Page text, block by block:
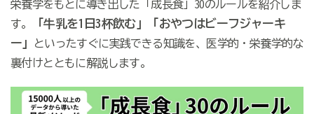
栄養学をもとに導き出した「成長食」30のルールを紹介しま
す。
「牛乳を1日3杯飲む」「おやつはビーフジャーキ
ー」
といったすぐに実践できる知識を、医学的・栄養学的な
裏付けとともに解説します。